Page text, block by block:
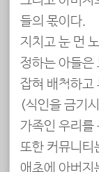
들의 몫이다.
지치고 눈 먼
정하는 아들은
잡혀 배척하고
(식인을 금기
가족인 우리를
또한 커뮤니티
애초에 아버지